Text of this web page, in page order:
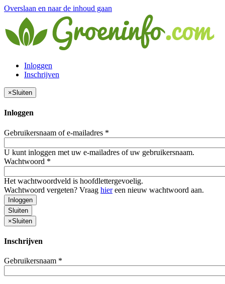
Overslaan en naar de inhoud gaan
Inloggen
Inschrijven
×Sluiten
Inloggen
Gebruikersnaam of e-mailadres *
U kunt inloggen met uw e-mailadres of uw gebruikersnaam.
Wachtwoord *
Het wachtwoordveld is hoofdlettergevoelig.
Wachtwoord vergeten? Vraag hiereen nieuw wachtwoord aan.
Inloggen
Sluiten
×Sluiten
Inschrijven
Gebruikersnaam *